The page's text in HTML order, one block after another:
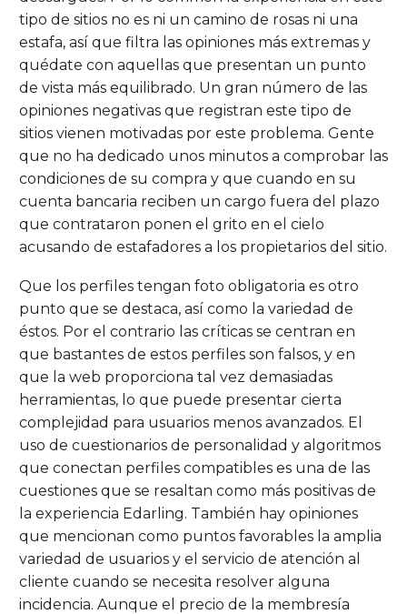
tipo de sitios no es ni un camino de rosas ni una
estafa, así que filtra las opiniones más extremas y
quédate con aquellas que presentan un punto
de vista más equilibrado. Un gran número de las
opiniones negativas que registran este tipo de
sitios vienen motivadas por este problema. Gente
que no ha dedicado unos minutos a comprobar las
condiciones de su compra y que cuando en su
cuenta bancaria reciben un cargo fuera del plazo
que contrataron ponen el grito en el cielo
acusando de estafadores a los propietarios del sitio.
Que los perfiles tengan foto obligatoria es otro
punto que se destaca, así como la variedad de
éstos. Por el contrario las críticas se centran en
que bastantes de estos perfiles son falsos, y en
que la web proporciona tal vez demasiadas
herramientas, lo que puede presentar cierta
complejidad para usuarios menos avanzados. El
uso de cuestionarios de personalidad y algoritmos
que conectan perfiles compatibles es una de las
cuestiones que se resaltan como más positivas de
la experiencia Edarling. También hay opiniones
que mencionan como puntos favorables la amplia
variedad de usuarios y el servicio de atención al
cliente cuando se necesita resolver alguna
incidencia. Aunque el precio de la membresía